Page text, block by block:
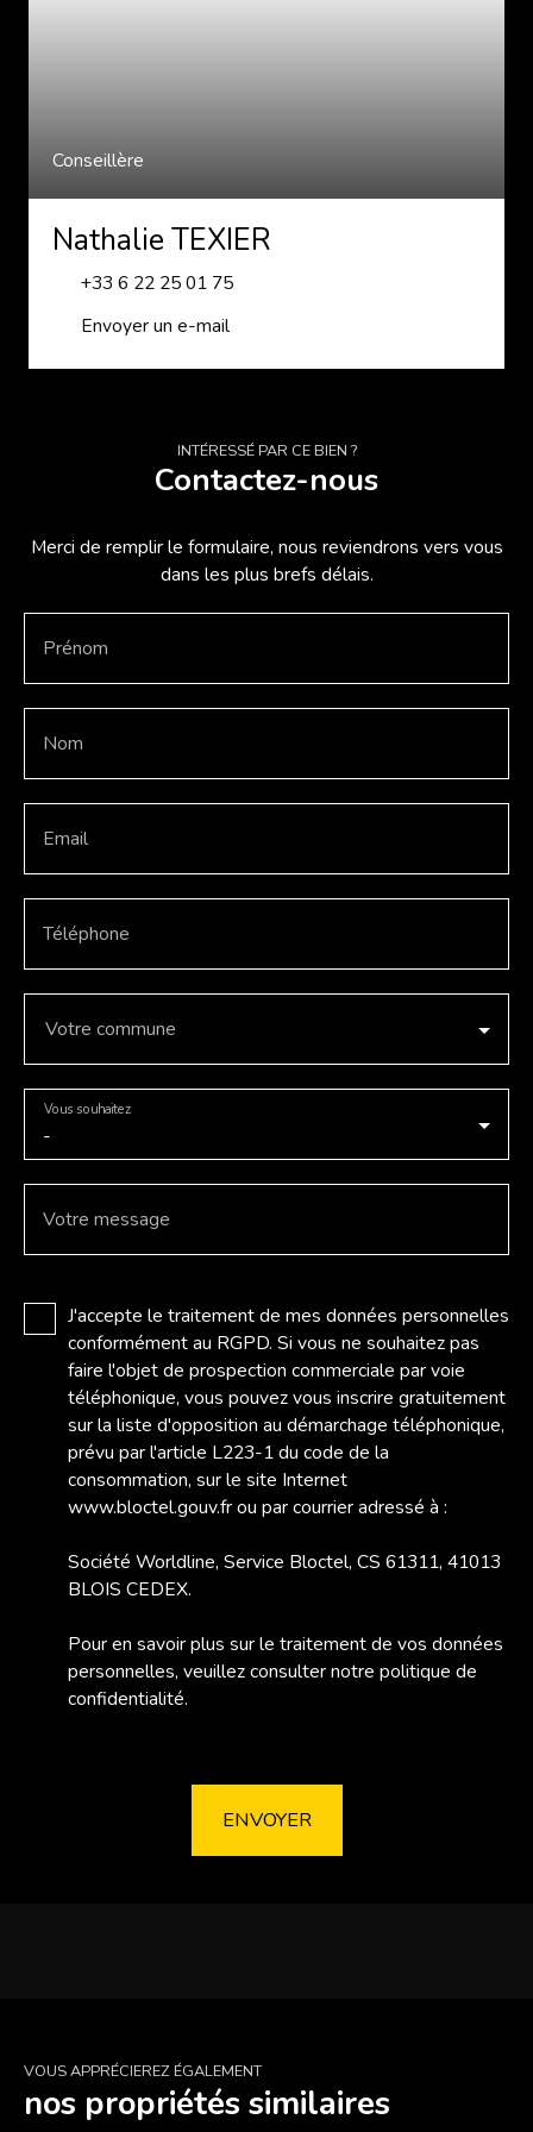
Conseillère
Nathalie TEXIER
+33 6 22 25 01 75
Envoyer un e-mail
INTÉRESSÉ PAR CE BIEN ?
Contactez-nous
Merci de remplir le formulaire, nous reviendrons vers vous
dans les plus brefs délais.
Prénom
Nom
Email
Téléphone
Votre commune
-
Vous souhaitez
Votre message
J'accepte le traitement de mes données personnelles
conformément au RGPD. Si vous ne souhaitez pas
faire l'objet de prospection commerciale par voie
téléphonique, vous pouvez vous inscrire gratuitement
sur la liste d'opposition au démarchage téléphonique,
prévu par l'article L223-1 du code de la
consommation, sur le site Internet
www.bloctel.gouv.fr ou par courrier adressé à :
Société Worldline, Service Bloctel, CS 61311, 41013
BLOIS CEDEX.
Pour en savoir plus sur le traitement de vos données
personnelles, veuillez consulter notre politique de
confidentialité.
ENVOYER
VOUS APPRÉCIEREZ ÉGALEMENT
nos propriétés similaires